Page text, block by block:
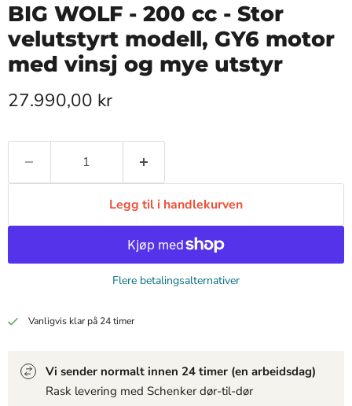
BIG WOLF - 200 cc - Stor
velutstyrt modell, GY6 motor
med vinsj og mye utstyr
Pris nå
27.990,00 kr
Legg til i handlekurven
Flere betalingsalternativer
Vanligvis klar på 24 timer
Vi sender normalt innen 24 timer (en arbeidsdag)
Rask levering med Schenker dør-til-dør
Produkt
View product
Produkt
View product
Produkt